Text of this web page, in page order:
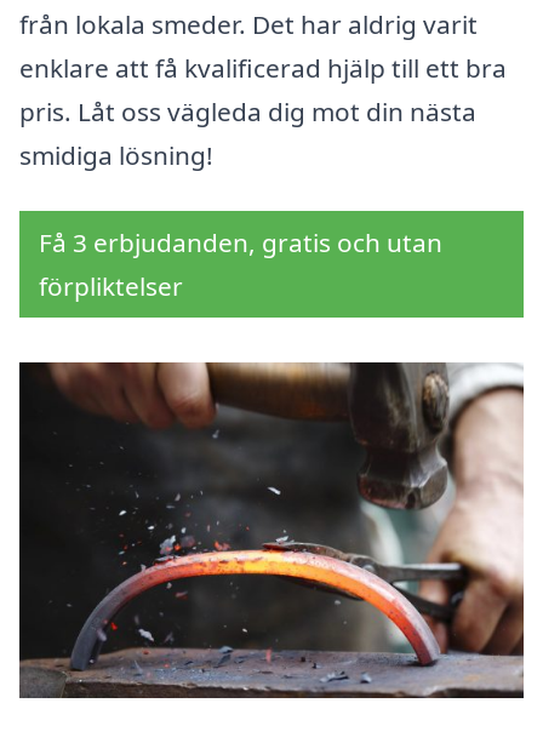
från lokala smeder. Det har aldrig varit
enklare att få kvalificerad hjälp till ett bra
pris. Låt oss vägleda dig mot din nästa
smidiga lösning!
Få 3 erbjudanden, gratis och utan
förpliktelser